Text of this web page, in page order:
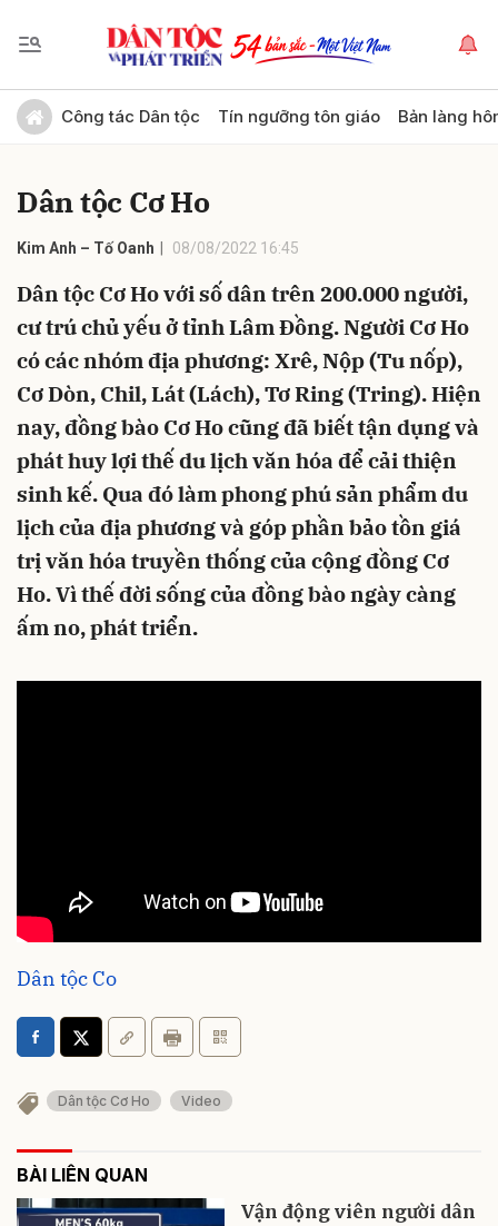
Công tác Dân tộc Tín ngưỡng tôn giáo Bản làng
Dân tộc Cơ Ho
Kim Anh – Tố Oanh 08/08/2022 16:45
Dân tộc Cơ Ho với số dân trên 200.000 người,
cư trú chủ yếu ở tỉnh Lâm Đồng. Người Cơ Ho
có các nhóm địa phương: Xrê, Nộp (Tu nốp),
Cơ Dòn, Chil, Lát (Lách), Tơ Ring (Tring). Hiện
nay, đồng bào Cơ Ho cũng đã biết tận dụng và
phát huy lợi thế du lịch văn hóa để cải thiện
sinh kế. Qua đó làm phong phú sản phẩm du
lịch của địa phương và góp phần bảo tồn giá
trị văn hóa truyền thống của cộng đồng Cơ
Ho. Vì thế đời sống của đồng bào ngày càng
ấm no, phát triển.
Dân tộc Co
Dân tộc Cơ Ho Video
BÀI LIÊN QUAN
Vận động viên người dân
Gửi bình luận
Hủy Gửi